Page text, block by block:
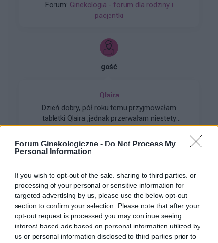
Forum Ginekologiczne - Do Not Process My
Personal Information
If you wish to opt-out of the sale, sharing to third parties, or
processing of your personal or sensitive information for
targeted advertising by us, please use the below opt-out
section to confirm your selection. Please note that after your
opt-out request is processed you may continue seeing
interest-based ads based on personal information utilized by
us or personal information disclosed to third parties prior to
zwiększone wypadanie włosów oraz pieczenie
skory glowy przy dotyku. Kiedy u Was po
zmniejszyło wypadanie włosów? Też miałyście
takie problemy?
Forum: Ginekologia - forum dla rodziny i
pacjentki
gość
Qlaira
Dzień dobry, pół roku temu przyjmowałam
tabletki Qlaira ,jednak przerwałam niestety
Zaczęłam znowu przyjmować tabletki mimo iż
jestem 2 tygodnie po okresie ,dziś wezmę 5
pierwszą tabletkę ?
pacjentki
gość
Choroby warg sromowych
Bielactwo warg sromowych